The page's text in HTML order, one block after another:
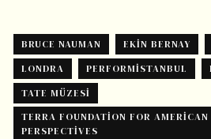
BRUCE NAUMAN EKIN BERNAY
LONDRA
PERFORMISTANBUL
TATE MÜZESI
TERRA FOUNDATION FOR
PERSPECTIVES